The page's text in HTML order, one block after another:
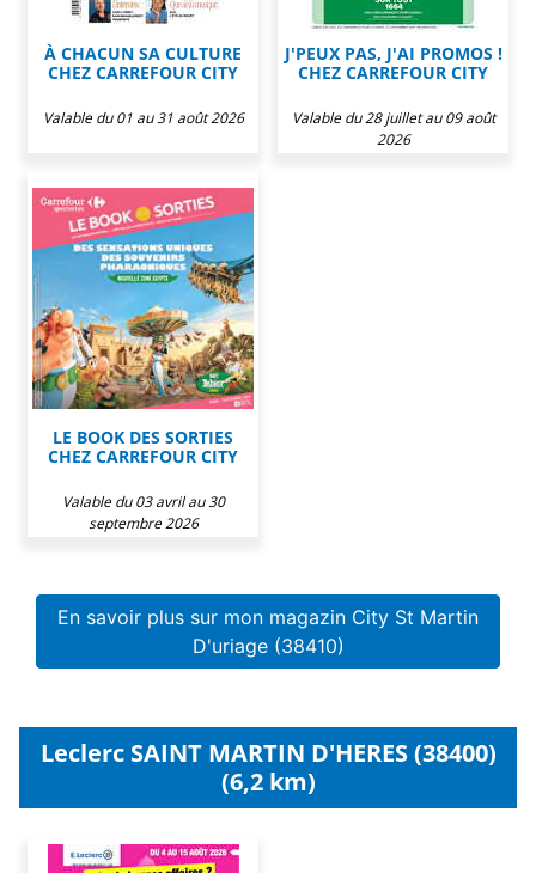
À CHACUN SA CULTURE
CHEZ CARREFOUR CITY
Valable du 01 au 31 août 2026
J'PEUX PAS, J'AI PROMOS !
CHEZ CARREFOUR CITY
Valable du 28 juillet au 09 août
2026
LE BOOK DES SORTIES
CHEZ CARREFOUR CITY
Valable du 03 avril au 30
septembre 2026
En savoir plus sur mon magazin City St Martin
D'uriage (38410)
Leclerc SAINT MARTIN D'HERES (38400)
(6,2 km)